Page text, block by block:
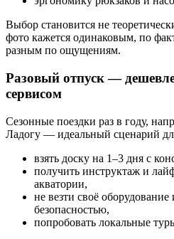
Выбор становится не
фото кажется одинаковым, по
разным по ощущениям.
Разовый отпуск —
сервисом
Сезонные поездки раз в году,
Ладогу — идеальный сценарий
взять доску на 1–3 дня с
получить инструктаж и
акватории,
не везти своё оборудование
безопасностью,
попробовать локальные